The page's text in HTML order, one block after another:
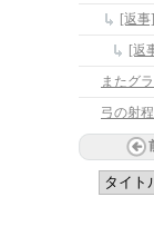
[返
[返
またグ
弓の射